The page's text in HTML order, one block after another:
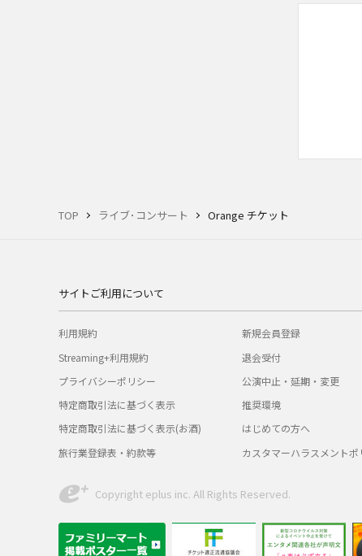
TOP ライブ･コンサート Orange チケット
サイトご利用について
利用規約
Streaming+利用規約
プライバシーポリシー
特定商取引法に基づく表示
特定商取引法に基づく表示(お酒)
旅行業登録表・約款等
新規会員登録
退会受付
公演中止・延期・変更
推奨環境
はじめての方へ
カスタマーハラスメントポ
Copyright eplus inc. All Rights Reserved.